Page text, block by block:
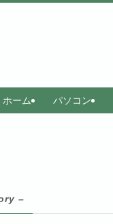
ホーム パソコン
–